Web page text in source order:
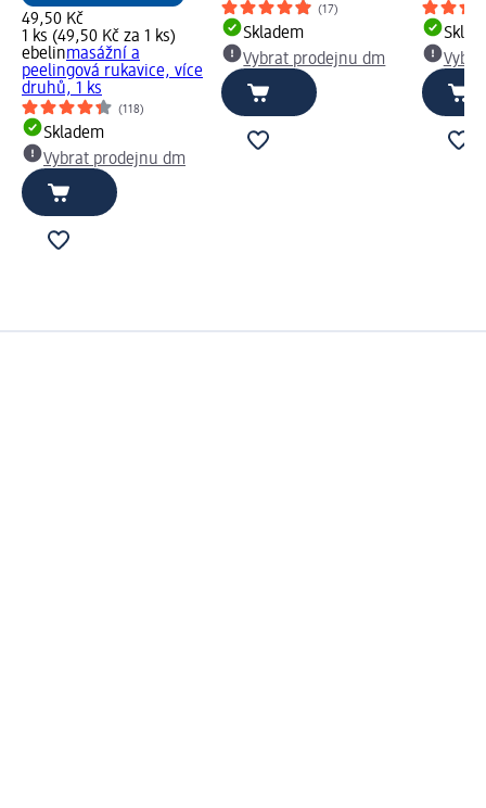
49,50 Kč
1 ks (49,50 Kč za 1 ks)
ebelinmasážní a
peelingová rukavice, více
druhů, 1 ks
(118)
Skladem
Vybrat prodejnu dm
(17)
Skladem
Vybrat prodejnu dm